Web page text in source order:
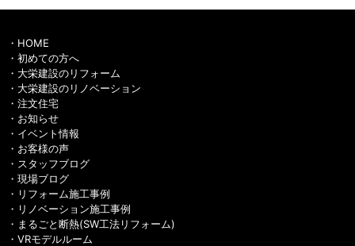
HOME
初めての方へ
大栄建設のリフォーム
大栄建設のリノベーション
注文住宅
お知らせ
イベント情報
お客様の声
スタッフブログ
現場ブログ
リフォーム施工事例
リノベーション施工事例
まるごと断熱(SW工法リフォーム)
VRモデルルーム